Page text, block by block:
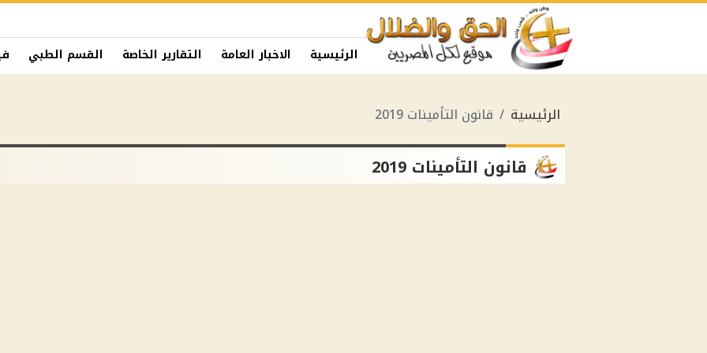
الرئيسية الاخبار العامة التقارير الخاصة القسم الطبي
الرئيسية قانون التأمينات 2019
قانون التأمينات 2019